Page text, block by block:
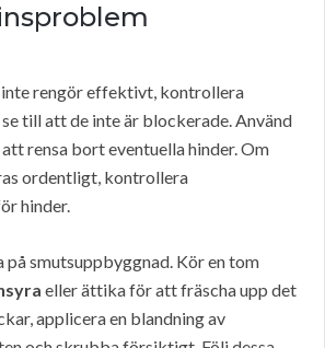
rengör effektivt, kontrollera
till att de inte är blockerade. Använd
rensa bort eventuella hinder. Om
ordentligt, kontrollera
hinder.
smutsuppbyggnad. Kör en tom
eller ättika för att fräscha upp det
applicera en blandning av